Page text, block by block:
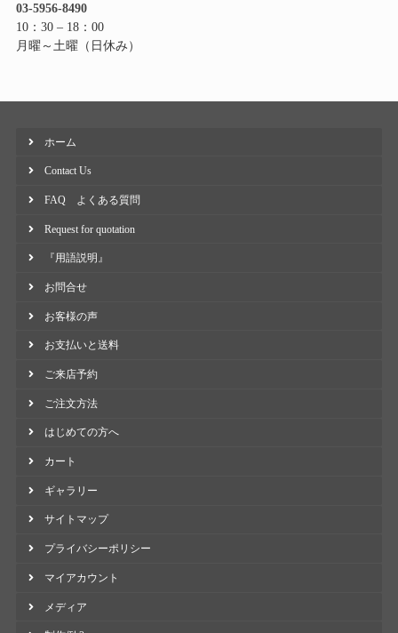
03-5956-8490
10：30 – 18：00
月曜～土曜（日休み）
ホーム
Contact Us
FAQ よくある質問
Request for quotation
『用語説明』
お問合せ
お客様の声
お支払いと送料
ご来店予約
ご注文方法
はじめての方へ
カート
ギャラリー
サイトマップ
プライバシーポリシー
マイアカウント
メディア